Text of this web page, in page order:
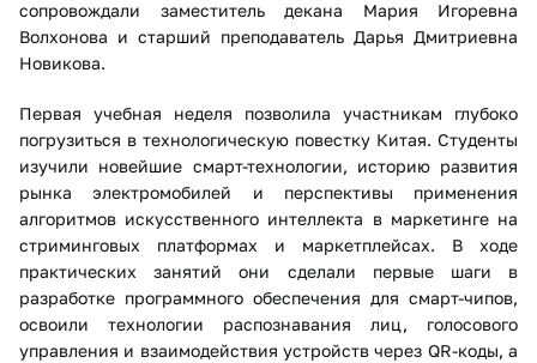
сопровождали заместитель декана Мария Игоревна
Волхонова и старший преподаватель Дарья Дмитриевна
Новикова.
Первая учебная неделя позволила участникам глубоко
погрузиться в технологическую повестку Китая. Студенты
изучили новейшие смарт-технологии, историю развития
рынка электромобилей и перспективы применения
алгоритмов искусственного интеллекта в маркетинге на
стриминговых платформах и маркетплейсах. В ходе
практических занятий они сделали первые шаги в
разработке программного обеспечения для смарт-чипов,
освоили технологии распознавания лиц, голосового
управления и взаимодействия устройств через QR-коды, а